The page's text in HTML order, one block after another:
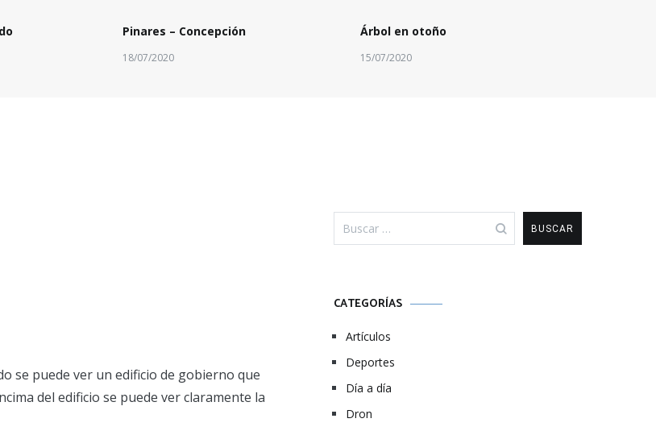
Pinares – Concepción
18/07/2020
Árbol en otoño
15/07/2020
se puede ver un edificio de gobierno que
del edificio se puede ver claramente la
CATEGORÍAS
Artículos
Deportes
Día a día
Dron